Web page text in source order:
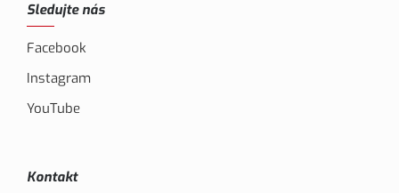
Sledujte nás
Facebook
Instagram
YouTube
Kontakt